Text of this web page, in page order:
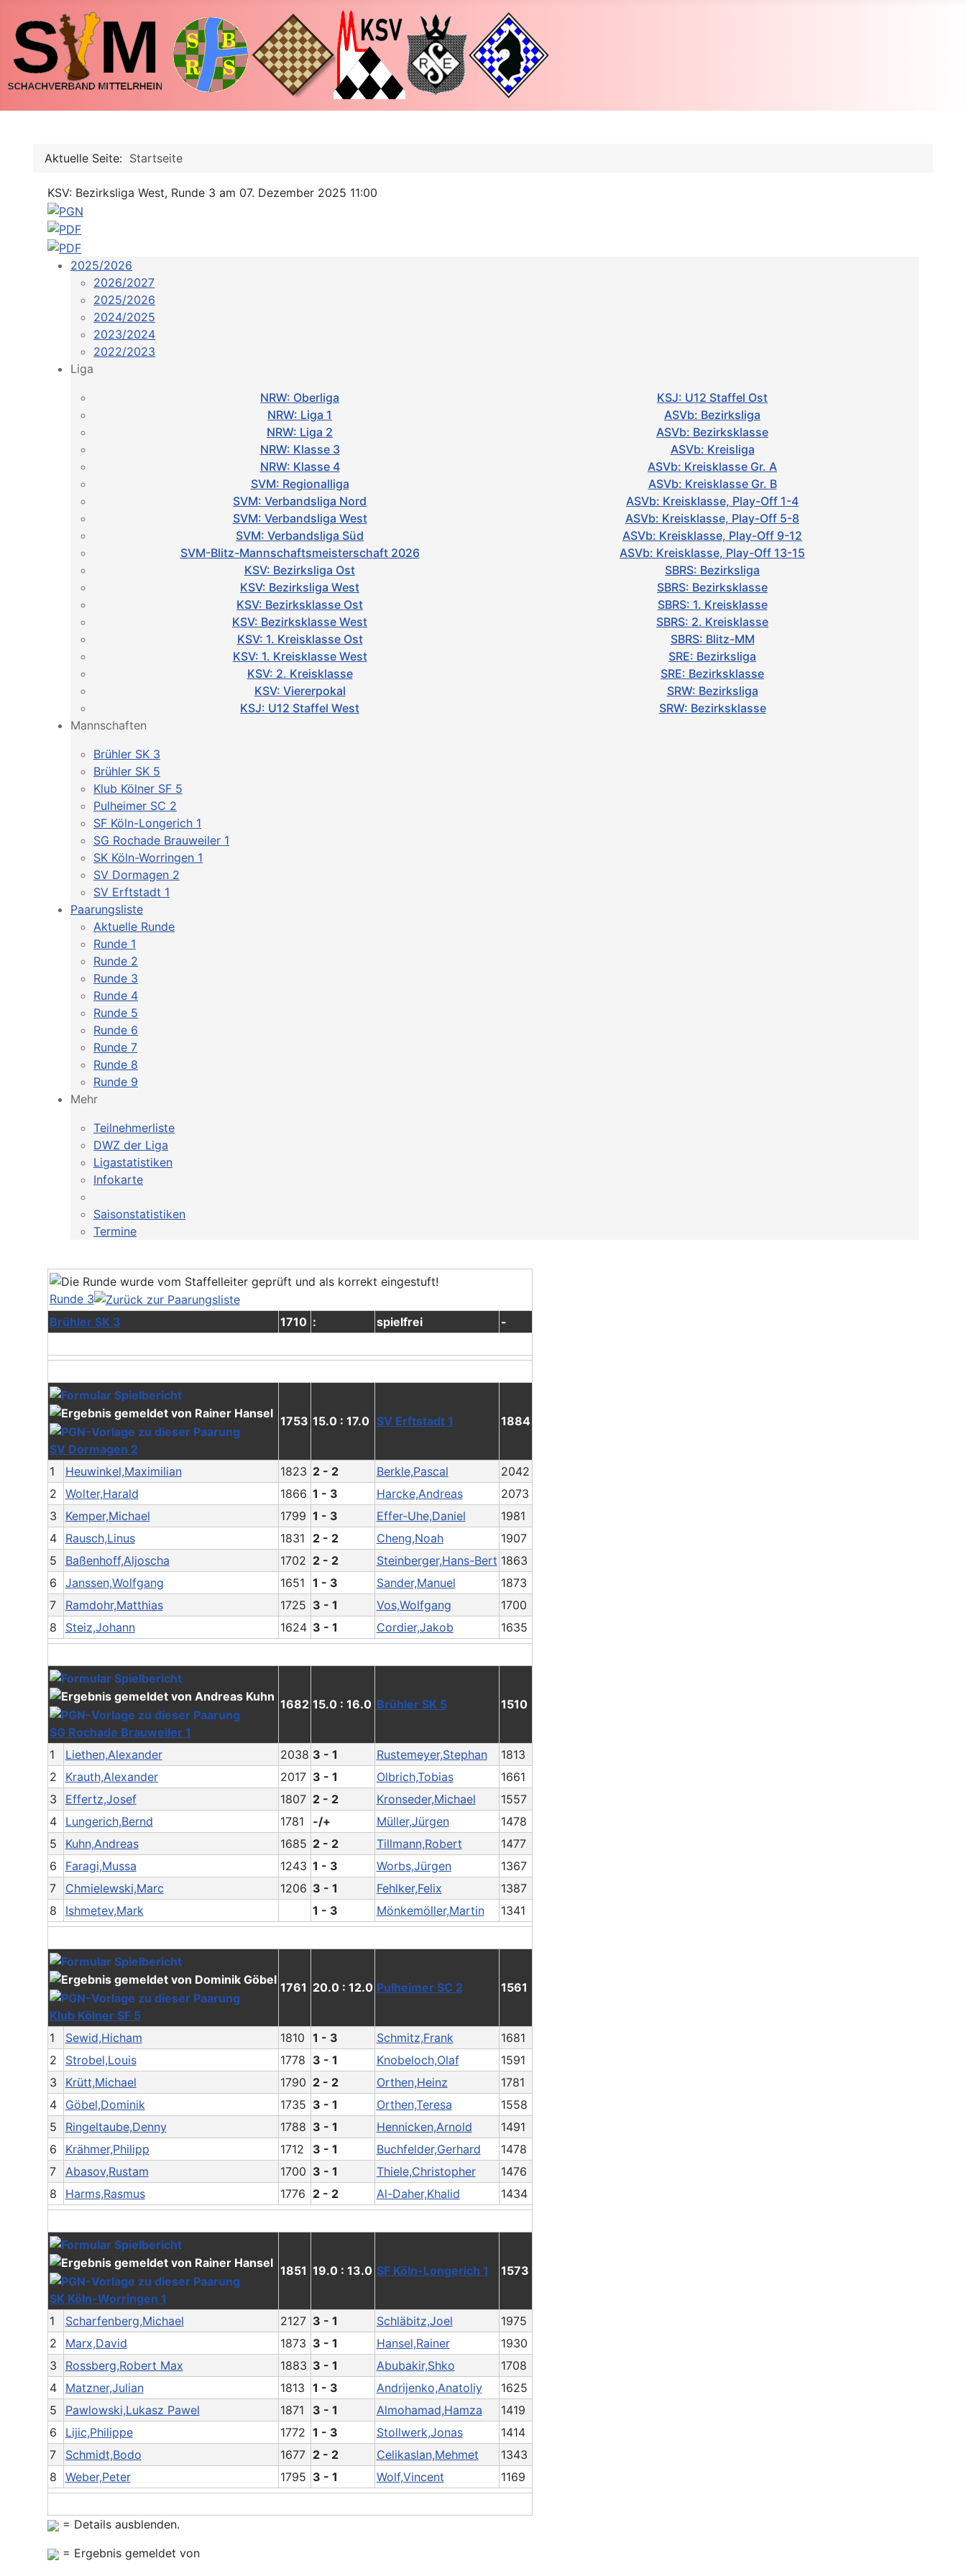
Aktuelle Seite: Startseite
KSV: Bezirksliga West, Runde 3 am 07. Dezember 2025 11:00
2025/2026
2026/2027
2025/2026
2024/2025
2023/2024
2022/2023
Liga
NRW: Oberliga
KSJ: U12 Staffel Ost
NRW: Liga 1
ASVb: Bezirksliga
NRW: Liga 2
ASVb: Bezirksklasse
NRW: Klasse 3
ASVb: Kreisliga
NRW: Klasse 4
ASVb: Kreisklasse Gr. A
SVM: Regionalliga
ASVb: Kreisklasse Gr. B
SVM: Verbandsliga Nord
ASVb: Kreisklasse, Play-Off 1-4
SVM: Verbandsliga West
ASVb: Kreisklasse, Play-Off 5-8
SVM: Verbandsliga Süd
ASVb: Kreisklasse, Play-Off 9-12
SVM-Blitz-Mannschaftsmeisterschaft 2026
ASVb: Kreisklasse, Play-Off 13-15
KSV: Bezirksliga Ost
SBRS: Bezirksliga
KSV: Bezirksliga West
SBRS: Bezirksklasse
KSV: Bezirksklasse Ost
SBRS: 1. Kreisklasse
KSV: Bezirksklasse West
SBRS: 2. Kreisklasse
KSV: 1. Kreisklasse Ost
SBRS: Blitz-MM
KSV: 1. Kreisklasse West
SRE: Bezirksliga
KSV: 2. Kreisklasse
SRE: Bezirksklasse
KSV: Viererpokal
SRW: Bezirksliga
KSJ: U12 Staffel West
SRW: Bezirksklasse
Mannschaften
Brühler SK 3
Brühler SK 5
Klub Kölner SF 5
Pulheimer SC 2
SF Köln-Longerich 1
SG Rochade Brauweiler 1
SK Köln-Worringen 1
SV Dormagen 2
SV Erftstadt 1
Paarungsliste
Aktuelle Runde
Runde 1
Runde 2
Runde 3
Runde 4
Runde 5
Runde 6
Runde 7
Runde 8
Runde 9
Mehr
Teilnehmerliste
DWZ der Liga
Ligastatistiken
Infokarte
Saisonstatistiken
Termine
Runde 3
Brühler SK 3
1710 : spielfrei -
SV Dormagen 2
1753 15.0 : 17.0 SV Erftstadt 1 1884
1 Heuwinkel,Maximilian 1823 2 - 2 Berkle,Pascal
2042
2
Wolter,Harald 1866 1 - 3 Harcke,Andreas
2073
3
Kemper,Michael 1799 1 - 3 Effer-Uhe,Daniel
1981
4
Rausch,Linus 1831 2 - 2 Cheng,Noah
1907
5
Baßenhoff,Aljoscha 1702 2 - 2 Steinberger,Hans-Bert 1863
6
Janssen,Wolfgang 1651 1 - 3 Sander,Manuel
1873
7
Ramdohr,Matthias 1725 3 - 1 Vos,Wolfgang
1700
8
Steiz,Johann 1624 3 - 1 Cordier,Jakob 1635
SG Rochade Brauweiler 1
1682 15.0 : 16.0 Brühler SK 5 1510
1 Liethen,Alexander 2038 3 - 1 Rustemeyer,Stephan
1813
2
Krauth,Alexander 2017 3 - 1 Olbrich,Tobias
1661
3
Effertz,Josef 1807 2 - 2 Kronseder,Michael
1557
4
Lungerich,Bernd 1781 -/+ Müller,Jürgen
1478
5
Kuhn,Andreas 1685 2 - 2 Tillmann,Robert
1477
6
Faragi,Mussa 1243 1 - 3 Worbs,Jürgen
1367
7
Chmielewski,Marc 1206 3 - 1 Fehlker,Felix
1387
8
Ishmetev,Mark 1 - 3 Mönkemöller,Martin 1341
Klub Kölner SF 5
1761 20.0 : 12.0 Pulheimer SC 2 1561
1 Sewid,Hicham 1810 1 - 3 Schmitz,Frank
1681
2
Strobel,Louis 1778 3 - 1 Knobeloch,Olaf
1591
3
Krütt,Michael 1790 2 - 2 Orthen,Heinz
1781
4
Göbel,Dominik 1735 3 - 1 Orthen,Teresa
1558
5
Ringeltaube,Denny 1788 3 - 1 Hennicken,Arnold
1491
6
Krähmer,Philipp 1712 3 - 1 Buchfelder,Gerhard
1478
7
Abasov,Rustam 1700 3 - 1 Thiele,Christopher
1476
8
Harms,Rasmus 1776 2 - 2 Al-Daher,Khalid 1434
SK Köln-Worringen 1
1851 19.0 : 13.0 SF Köln-Longerich 1 1573
1 Scharfenberg,Michael 2127 3 - 1 Schläbitz,Joel
1975
2
Marx,David 1873 3 - 1 Hansel,Rainer
1930
3
Rossberg,Robert Max 1883 3 - 1 Abubakir,Shko
1708
4
Matzner,Julian 1813 1 - 3 Andrijenko,Anatoliy
1625
5
Pawlowski,Lukasz Pawel 1871 3 - 1 Almohamad,Hamza
1419
6
Lijic,Philippe 1772 1 - 3 Stollwerk,Jonas
1414
7
Schmidt,Bodo 1677 2 - 2 Celikaslan,Mehmet
1343
8
Weber,Peter 1795 3 - 1 Wolf,Vincent 1169
= Details ausblenden.
= Ergebnis gemeldet von